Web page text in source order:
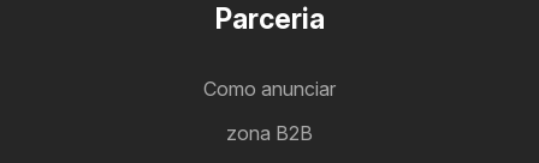
Parceria
Como anunciar
zona B2B